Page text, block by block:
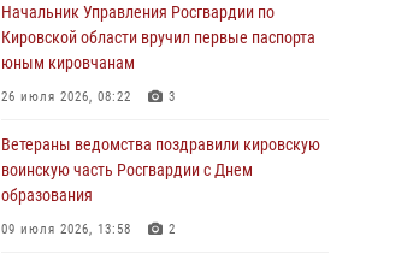
1 августа – День дежурной службы войск
национальной гвардии Российской
Федерации
В Росгвардии вспоминают российских
воинов, погибших в Первой мировой войне
1914-1918 годов
Начальник Управления Росгвардии по
Кировской области вручил первые паспорта
юным кировчанам
26 июля 2026, 08:22 3
Ветераны ведомства поздравили кировскую
воинскую часть Росгвардии с Днем
образования
09 июля 2026, 13:58 2